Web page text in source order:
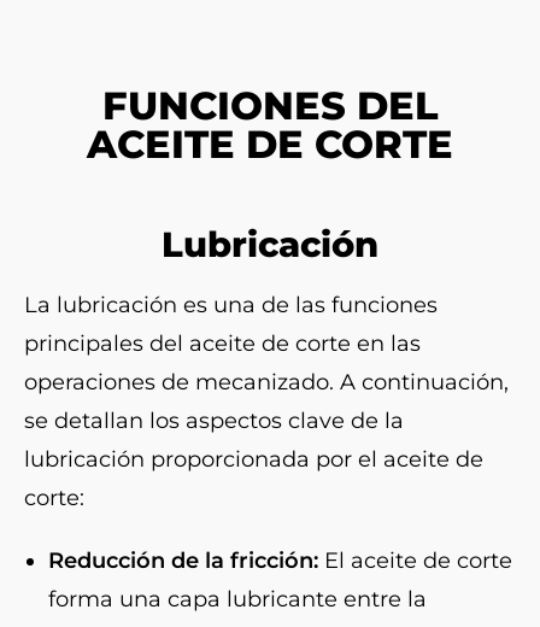
FUNCIONES DEL
ACEITE DE CORTE
Lubricación
La lubricación es una de las funciones
principales del aceite de corte en las
operaciones de mecanizado. A continuación,
se detallan los aspectos clave de la
lubricación proporcionada por el aceite de
corte:
Reducción de la fricción: El aceite de corte
forma una capa lubricante entre la